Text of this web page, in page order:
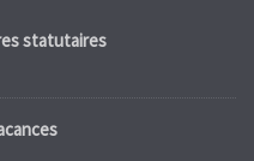
statutaires